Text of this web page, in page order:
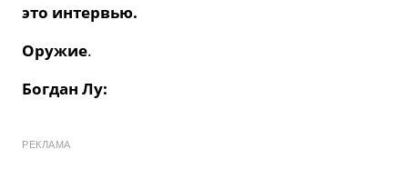
это интервью.
Оружие.
Богдан Лу:
РЕКЛАМА